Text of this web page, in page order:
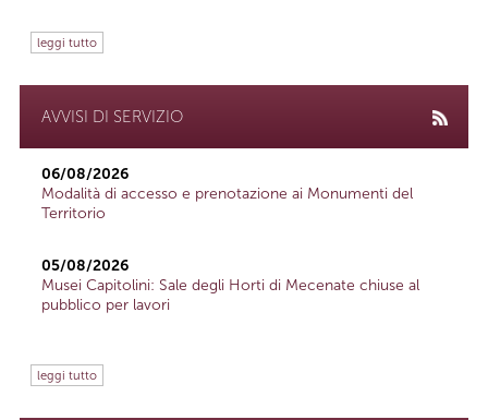
leggi tutto
AVVISI DI SERVIZIO
06/08/2026
Modalità di accesso e prenotazione ai Monumenti del
Territorio
05/08/2026
Musei Capitolini: Sale degli Horti di Mecenate chiuse al
pubblico per lavori
leggi tutto